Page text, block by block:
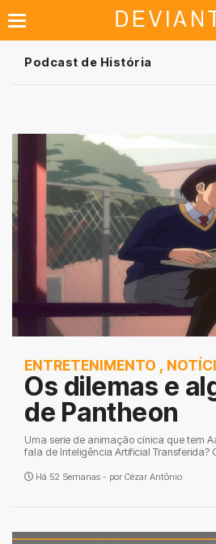
Podcast de História
ENTRETENIMENTO ,
Os dilemas e
de Pantheon
Uma serie de animação cínica que tem
fala de Inteligência Artificial Transferida?
Há 52 Semanas - por Cézar Antônio